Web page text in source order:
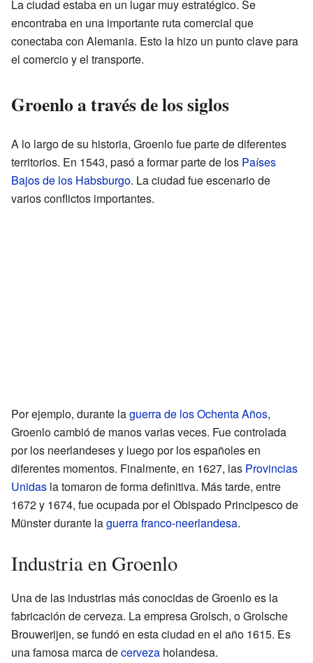
La ciudad estaba en un lugar muy estratégico. Se
encontraba en una importante ruta comercial que
conectaba con Alemania. Esto la hizo un punto clave para
el comercio y el transporte.
Groenlo a través de los siglos
A lo largo de su historia, Groenlo fue parte de diferentes
territorios. En 1543, pasó a formar parte de los Países
Bajos de los Habsburgo. La ciudad fue escenario de
varios conflictos importantes.
Por ejemplo, durante laguerra de los Ochenta Años,
Groenlo cambió de manos varias veces. Fue controlada
por los neerlandeses y luego por los españoles en
diferentes momentos. Finalmente, en 1627, las Provincias
Unidas la tomaron de forma definitiva. Más tarde, entre
1672 y 1674, fue ocupada por el Obispado Principesco de
Münster durante laguerra franco-neerlandesa.
Industria en Groenlo
Una de las industrias más conocidas de Groenlo es la
fabricación de cerveza. La empresa Grolsch, o Grolsche
Brouwerijen, se fundó en esta ciudad en el año 1615. Es
una famosa marca decerveza holandesa.